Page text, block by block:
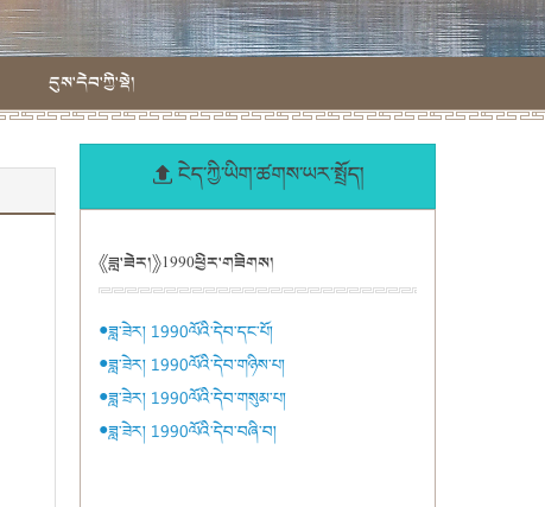
དུས་དེབ་ཀྱི་སྡེ།
ངེད་ཀྱི་ཡིག་ཚགས་ཡར་སྤྲོད།
《ཟླ་ཟེར།》1990ཕྱིར་གཟིགས།
●ཟླ་ཟེར། 1990ལོའི་དེབ་དང་པོ།
●ཟླ་ཟེར། 1990ལོའི་དེབ་གཉིས་པ།
●ཟླ་ཟེར། 1990ལོའི་དེབ་གསུམ་པ།
●ཟླ་ཟེར། 1990ལོའི་དེབ་བཞི་བ།